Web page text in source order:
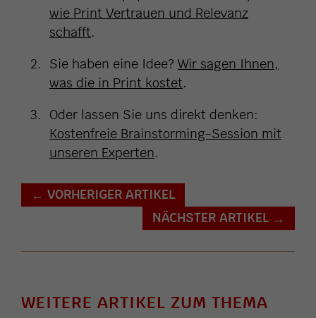
wie Print Vertrauen und Relevanz
schafft.
Sie haben eine Idee? Wir sagen Ihnen,
was die in Print kostet.
Oder lassen Sie uns direkt denken:
Kostenfreie Brainstorming-Session mit
unseren Experten.
← VORHERIGER ARTIKEL
NÄCHSTER ARTIKEL →
WEITERE ARTIKEL ZUM THEMA